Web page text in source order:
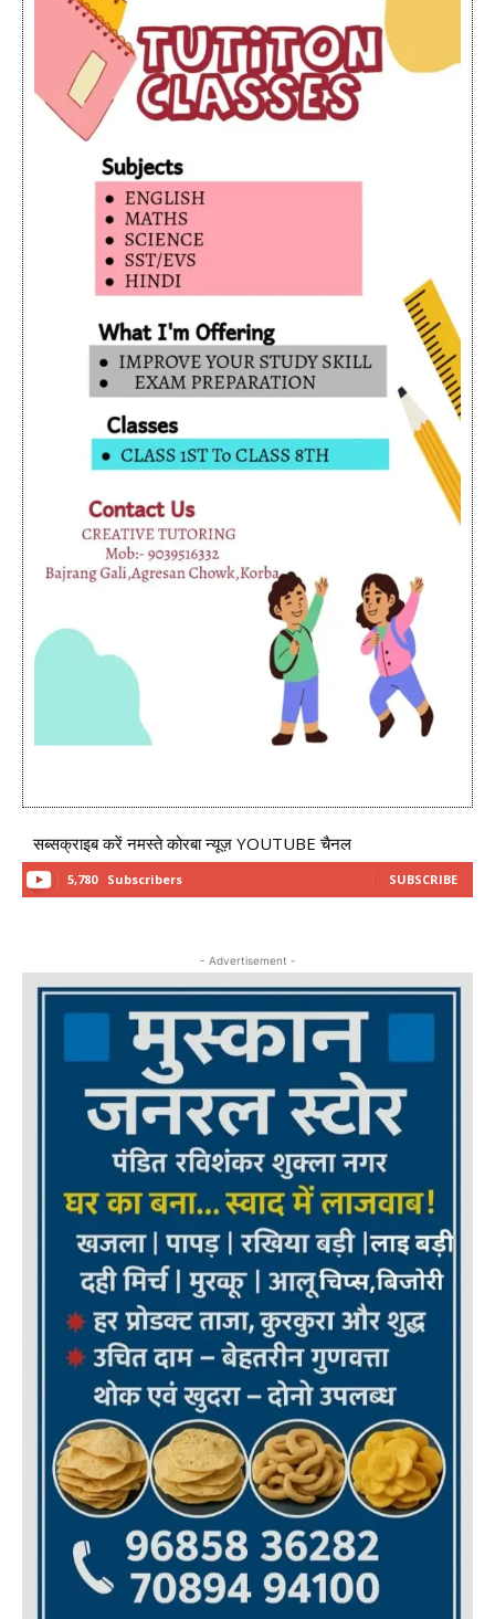
सब्सक्राइब करें नमस्ते कोरबा न्यूज़ YOUTUBE चैनल
5,780 Subscribers SUBSCRIBE
- Advertisement -